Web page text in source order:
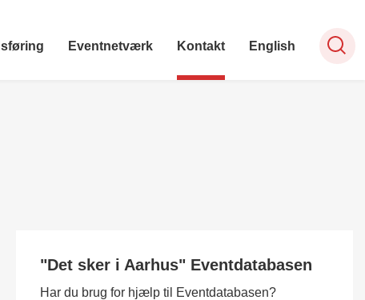
Eventnetværk Kontakt English
"Det sker i Aarhus" Eventdatabasen
Har du brug for hjælp til Eventdatabasen?